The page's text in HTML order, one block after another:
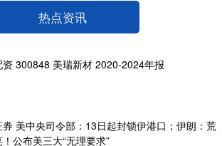
热点资讯
资 300848 美瑞新材 2020-2024年报
券 美中央司令部：13日起封锁伊港口；伊朗：荒
公布美三大“无理要求”